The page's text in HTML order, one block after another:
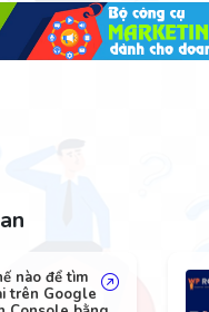
nào để tìm
trên Google